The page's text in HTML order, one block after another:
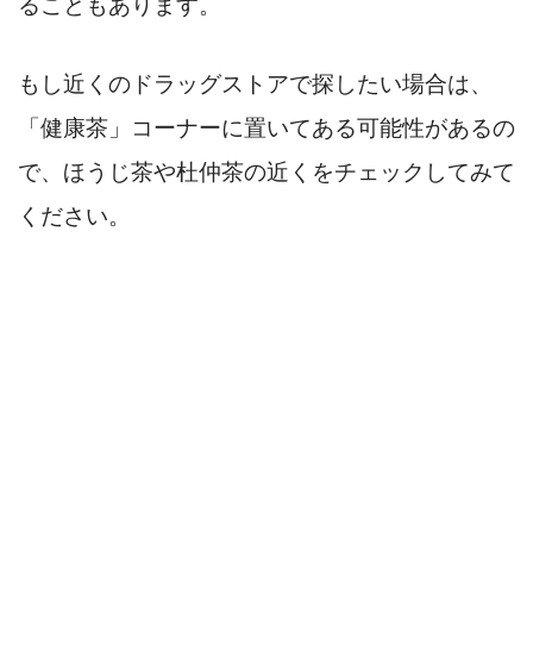
ることもあります。
もし近くのドラッグストアで探したい場合は、
「健康茶」コーナーに置いてある可能性があるの
で、ほうじ茶や杜仲茶の近くをチェックしてみて
ください。